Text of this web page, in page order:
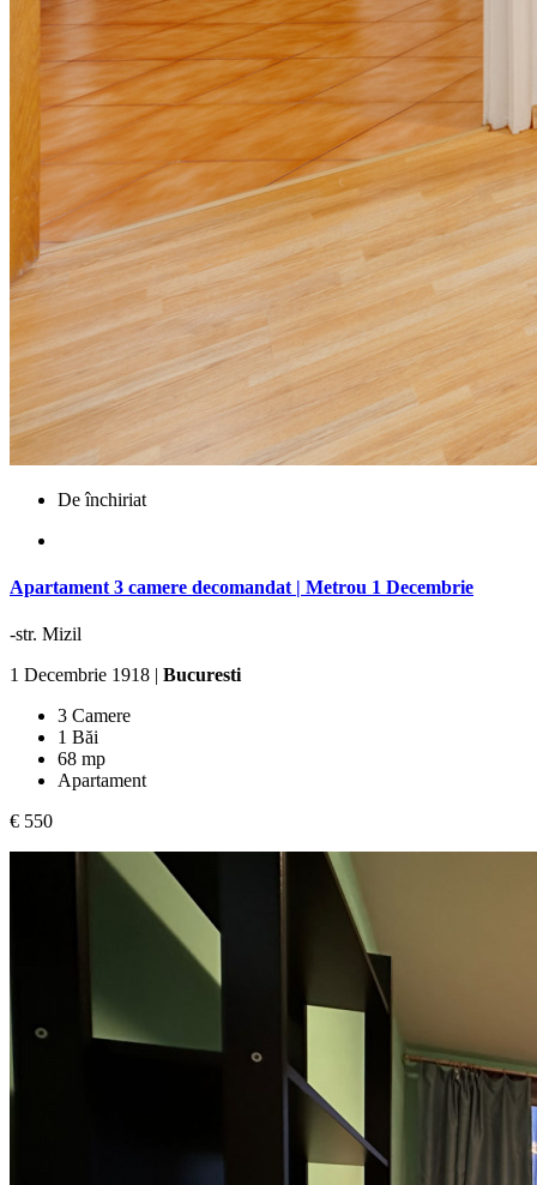
De închiriat
Apartament 3 camere decomandat | Metrou 1 Decembrie
-str. Mizil
1 Decembrie 1918 | Bucuresti
3 Camere
1 Băi
68 mp
Apartament
€ 550